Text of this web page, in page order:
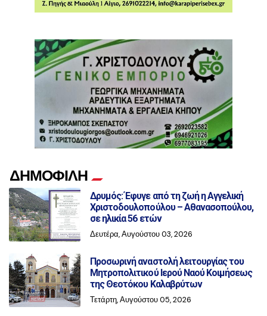
ΔΗΜΟΦΙΛΗ
Δρυμός: Έφυγε από τη ζωή η Αγγελική
Χριστοδουλοπούλου – Αθανασοπούλου,
σε ηλικία 56 ετών
Δευτέρα, Αυγούστου 03, 2026
Προσωρινή αναστολή λειτουργίας του
Μητροπολιτικού Ιερού Ναού Κοιμήσεως
της Θεοτόκου Καλαβρύτων
Τετάρτη, Αυγούστου 05, 2026